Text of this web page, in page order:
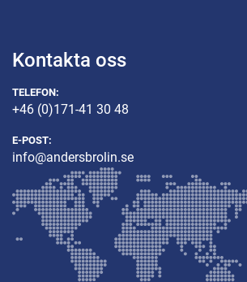
Kontakta oss
TELEFON:
+46 (0)171-41 30 48
E-POST:
info@andersbrolin.se